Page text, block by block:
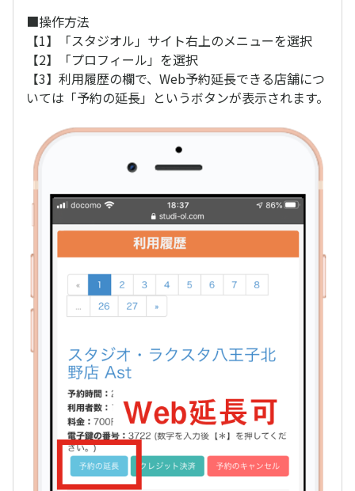
■操作方法
【1】「スタジオル」サイト右上のメニューを選択
【2】「プロフィール」を選択
【3】利用履歴の欄で、Web予約延長できる店舗につ
いては「予約の延長」というボタンが表示されます。